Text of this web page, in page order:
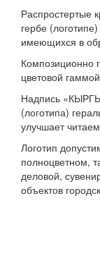
Распростертые
гербе
имеющихся в
Композиционно
цветовой
Надпись
(логотипа)
улучшает
Логотип
полноцветном,
деловой,
объектов